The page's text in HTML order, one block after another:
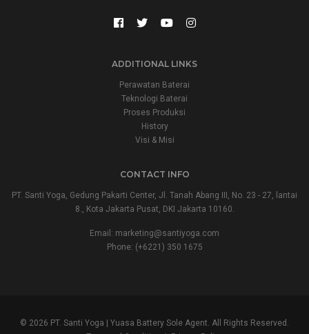
ADDITIONAL LINKS
Perawatan Baterai
Teknologi Baterai
Proses Produksi
History
Visi & Misi
CONTACT INFO
PT. Santi Yoga, Gedung Pakarti Center, Jl. Tanah Abang III, No. 23 - 27, lantai
8., Kota Jakarta Pusat, DKI Jakarta 10160.
Email: marketing@santiyoga.com
Phone: (+6221) 350 1675
© 2026 PT. Santi Yoga | Yuasa Battery Sole Agent. All Rights Reserved.